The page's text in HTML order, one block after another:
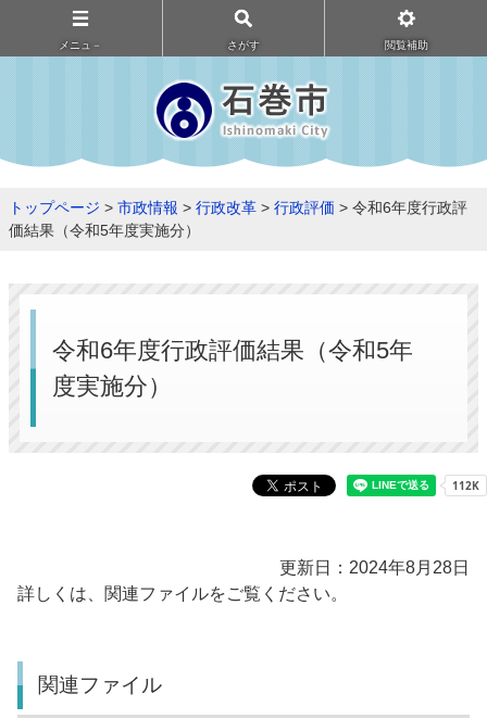
メニュ－ さがす 閲覧補助
トップページ > 市政情報 > 行政改革 > 行政評価 > 令和6年度行政評
価結果（令和5年度実施分）
令和6年度行政評価結果（令和5年
度実施分）
更新日：2024年8月28日
詳しくは、関連ファイルをご覧ください。
関連ファイル